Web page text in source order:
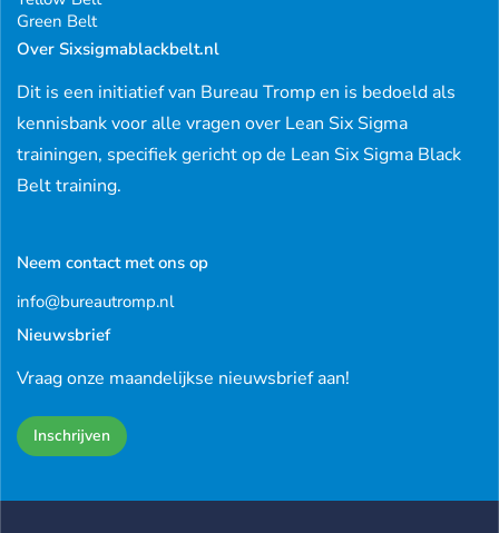
Green Belt
Over Sixsigmablackbelt.nl
Dit is een initiatief van Bureau Tromp en is bedoeld als
kennisbank voor alle vragen over Lean Six Sigma
trainingen, specifiek gericht op de Lean Six Sigma Black
Belt training.
Neem contact met ons op
info@bureautromp.nl
Nieuwsbrief
Vraag onze maandelijkse nieuwsbrief aan!
Inschrijven